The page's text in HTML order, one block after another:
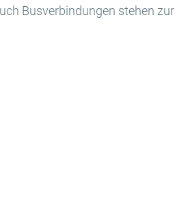
Busverbindungen stehen zur